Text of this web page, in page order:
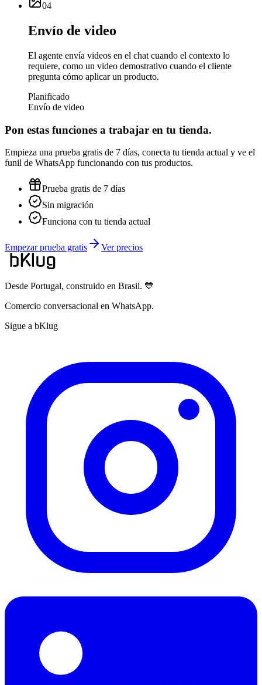
04
Envío de video
El agente envía videos en el chat cuando el contexto lo
requiere, como un video demostrativo cuando el cliente
pregunta cómo aplicar un producto.
Planificado
Envío de video
Pon estas funciones a trabajar en tu tienda.
Empieza una prueba gratis de 7 días, conecta tu tienda actual y ve el
funil de WhatsApp funcionando con tus productos.
Prueba gratis de 7 días
Sin migración
Funciona con tu tienda actual
Empezar prueba gratis Ver precios
Desde Portugal, construido en Brasil. 💙
Comercio conversacional en WhatsApp.
Sigue a bKlug